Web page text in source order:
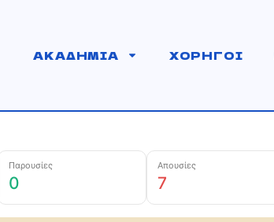
ΑΚΑΔΗΜΙΑ ΧΟΡΗΓΟΙ
Παρουσίες
0
Απουσίες
7